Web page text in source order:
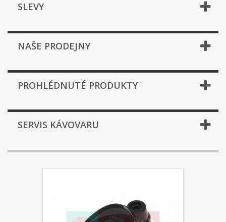
SLEVY
NAŠE PRODEJNY
PROHLÉDNUTÉ PRODUKTY
SERVIS KÁVOVARU